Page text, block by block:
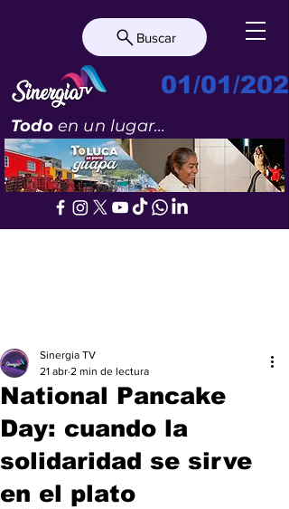
Buscar
01/01/
Todoen un lugar...
National Pancake
Day: cuando la
solidaridad se sirve
en el plato
Sinergia TV
21 abr 2 min de lectura